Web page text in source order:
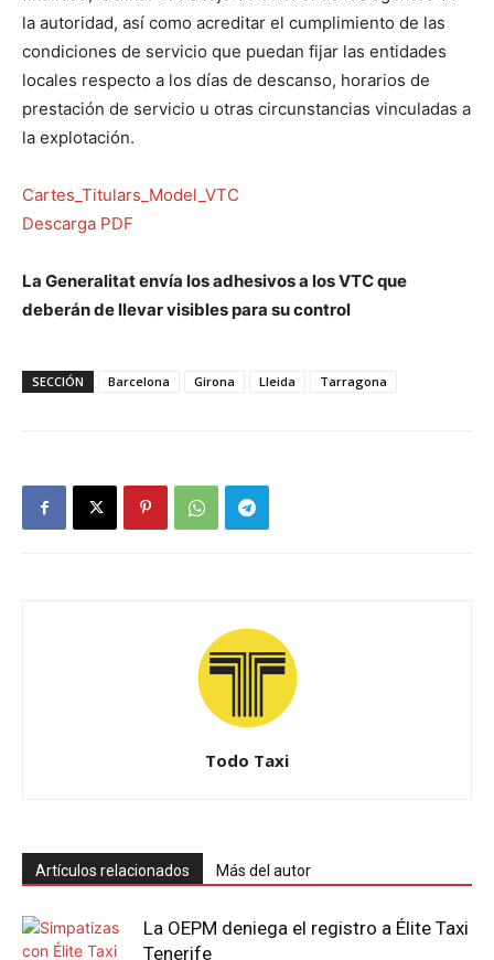
la autoridad, así como acreditar el cumplimiento de las
condiciones de servicio que puedan fijar las entidades
locales respecto a los días de descanso, horarios de
prestación de servicio u otras circunstancias vinculadas a
la explotación.
Cartes_Titulars_Model_VTC
Descarga PDF
La Generalitat envía los adhesivos a los VTC que
deberán de llevar visibles para su control
SECCIÓN Barcelona Girona Lleida Tarragona
Todo Taxi
Artículos relacionados Más del autor
La OEPM deniega el registro a Élite Taxi
Tenerife